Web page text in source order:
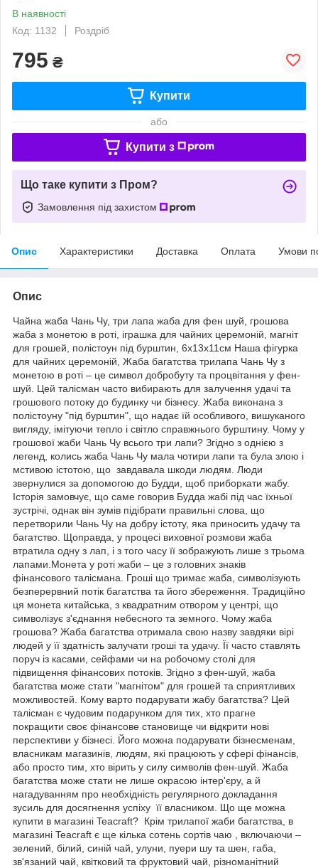
В наявності
Код: 1132
Роздріб
795 ₴
Купити
або
Купити з
Що таке купити з Пром?
Замовлення під захистом
Опис Характеристики Доставка Оплата Умови
Опис
Чайна жаба Чань Чу, три лапа жаба для фен шуй, грошова
жаба з монетою в роті, іграшка для чайних церемоній, магніт
для грошей, полістоун під бурштин, 6х13х11см Наша фігурка
для чайних церемоній, Жаба багатства трилапа Чань Чу з
монетою в роті – це символ добробуту та процвітання у фен-
шуй. Цей талісман часто вибирають для залучення удачі та
грошового потоку до будинку чи бізнесу. Жаба виконана з
полістоуну "під бурштин", що надає їй особливого, вишуканого
вигляду, імітуючи тепло і світло справжнього бурштину. Чому у
грошової жаби Чань Чу всього три лапи? Згідно з однією з
легенд, колись жаба Чань Чу мала чотири лапи та була злою і
мстивою істотою, що завдавала шкоди людям. Люди
звернулися за допомогою до Будди, щоб приборкати жабу.
Історія замовчує, що саме говорив Будда жабі під час їхньої
зустрічі, однак він зумів підібрати правильні слова, що
перетворили Чань Чу на добру істоту, яка приносить удачу та
багатство. Щоправда, у процесі виховної розмови жаба
втратила одну з лап, і з того часу її зображують лише з трьома
лапами.Монета у роті жаби – це з головних знаків
фінансового талісмана. Гроші що тримає жаба, символізують
безперервний потік багатства та його збереження. Традиційно
ця монета китайська, з квадратним отвором у центрі, що
символізує з'єднання небесного та земного. Чому жаба
грошова? Жаба багатства отримала свою назву завдяки вірі
людей у її здатність залучати гроші та удачу. Її часто ставлять
поруч із касами, сейфами чи на робочому столі для
підвищення фінансових потоків. Згідно з фен-шуй, жаба
багатства може стати "магнітом" для грошей та сприятливих
можливостей. Кому варто подарувати жабу багатства? Цей
талісман є чудовим подарунком для тих, хто прагне
покращити своє фінансове становище чи відкрити нові
перспективи у бізнесі. Його можна подарувати бізнесменам,
власникам магазинів, людям, які працюють у сфері фінансів,
або просто тим, хто вірить у силу символів фен-шуй. Жаба
багатства може стати не лише окрасою інтер'єру, а й
нагадуванням про необхідність регулярного докладання
зусиль для досягнення успіху її власником. Що ще можна
купити в магазині Teacraft? Крім трилапої жаби багатства, в
магазині Teacraft є ще кілька сотень сортів чаю , включаючи –
зелений, білий, синій чай, улуни, пуери шу та шен, габа,
зв'язаний чай, квітковий та фруктовий чай, різноманітний